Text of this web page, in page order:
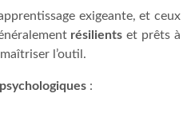
exigeante, et ceux
résilients et prêts à
l’outil.
: